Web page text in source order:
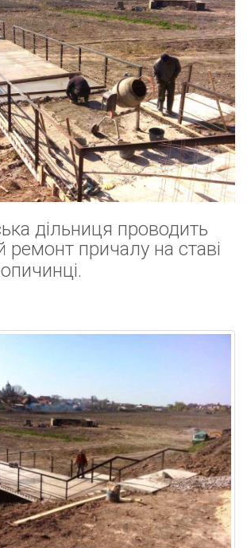
дільниця проводить
ремонт причалу на ставі